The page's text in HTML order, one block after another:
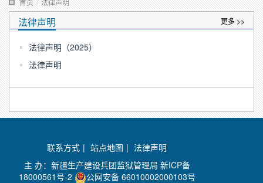
首页 / 法律声明
法律声明 更多 >>
法律声明（2025）
法律声明
联系方式 | 站点地图 | 法律声明
主 办：新疆生产建设兵团监狱管理局 新ICP备
18000561号-2
公网安备 66010002000103号